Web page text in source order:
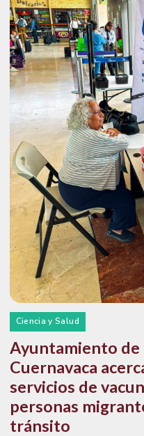
Ciencia y Salud
Ayuntamiento de
Cuernavaca
servicios de
personas
tránsito